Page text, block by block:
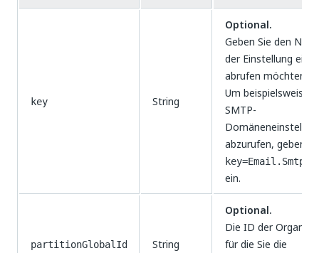
key String
Optional.
Geben Sie den
der Einstellung ein,
abrufen möchten.
Um beispielsweise
SMTP-
abzurufen, geben
ein.
partitionGlobalId String
Optional.
Die ID der
für die Sie die